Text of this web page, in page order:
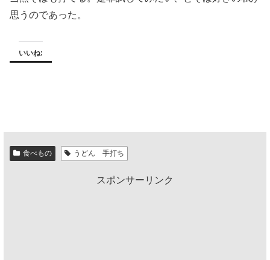
思うのであった。
いいね:
食べもの うどん 手打ち
スポンサーリンク